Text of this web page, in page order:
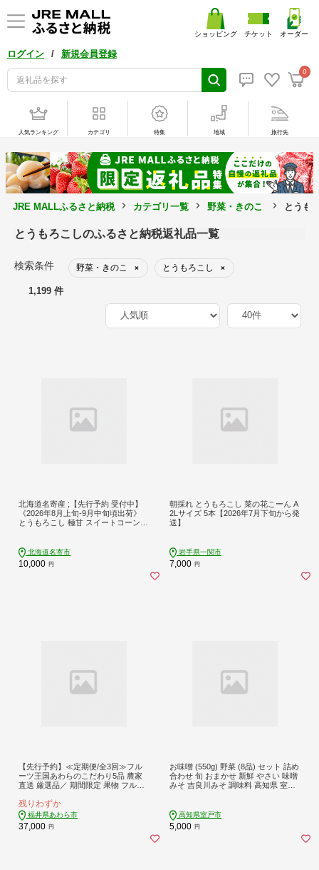
ログイン / 新規会員登録
0
ショッピング チケット オーダー
人気ランキング カテゴリ 特集 地域 旅行先
JRE MALLふるさと納税 カテゴリ一覧 野菜・きのこ とうも
とうもろこしのふるさと納税返礼品一覧
検索条件 野菜・きのこ × とうもろこし ×
1,199 件
北海道名寄産 ;【先行予約 受付中】
《2026年8月上旬-9月中旬頃出荷》
とうもろこし 極甘 スイートコーン
北海道名寄市
10,000 円
朝採れ とうもろこし 菜の花こーん A
2Lサイズ 5本【2026年7月下旬から発
送】
岩手県一関市
7,000 円
【先行予約】≪定期便/全3回≫フル
ーツ王国あわらのこだわり5品 農家
直送 厳選品／ 期間限定 果物 フルー
もろこし 産地直送 ※2027年6月中旬
より順次発送 [aw039-c002]
残りわずか
福井県あわら市
37,000 円
お味噌 (550g) 野菜 (8品) セット 詰め
合わせ 旬 おまかせ 新鮮 やさい 味噌
みそ 吉良川みそ 調味料 高知県 室戸
高知県室戸市
5,000 円